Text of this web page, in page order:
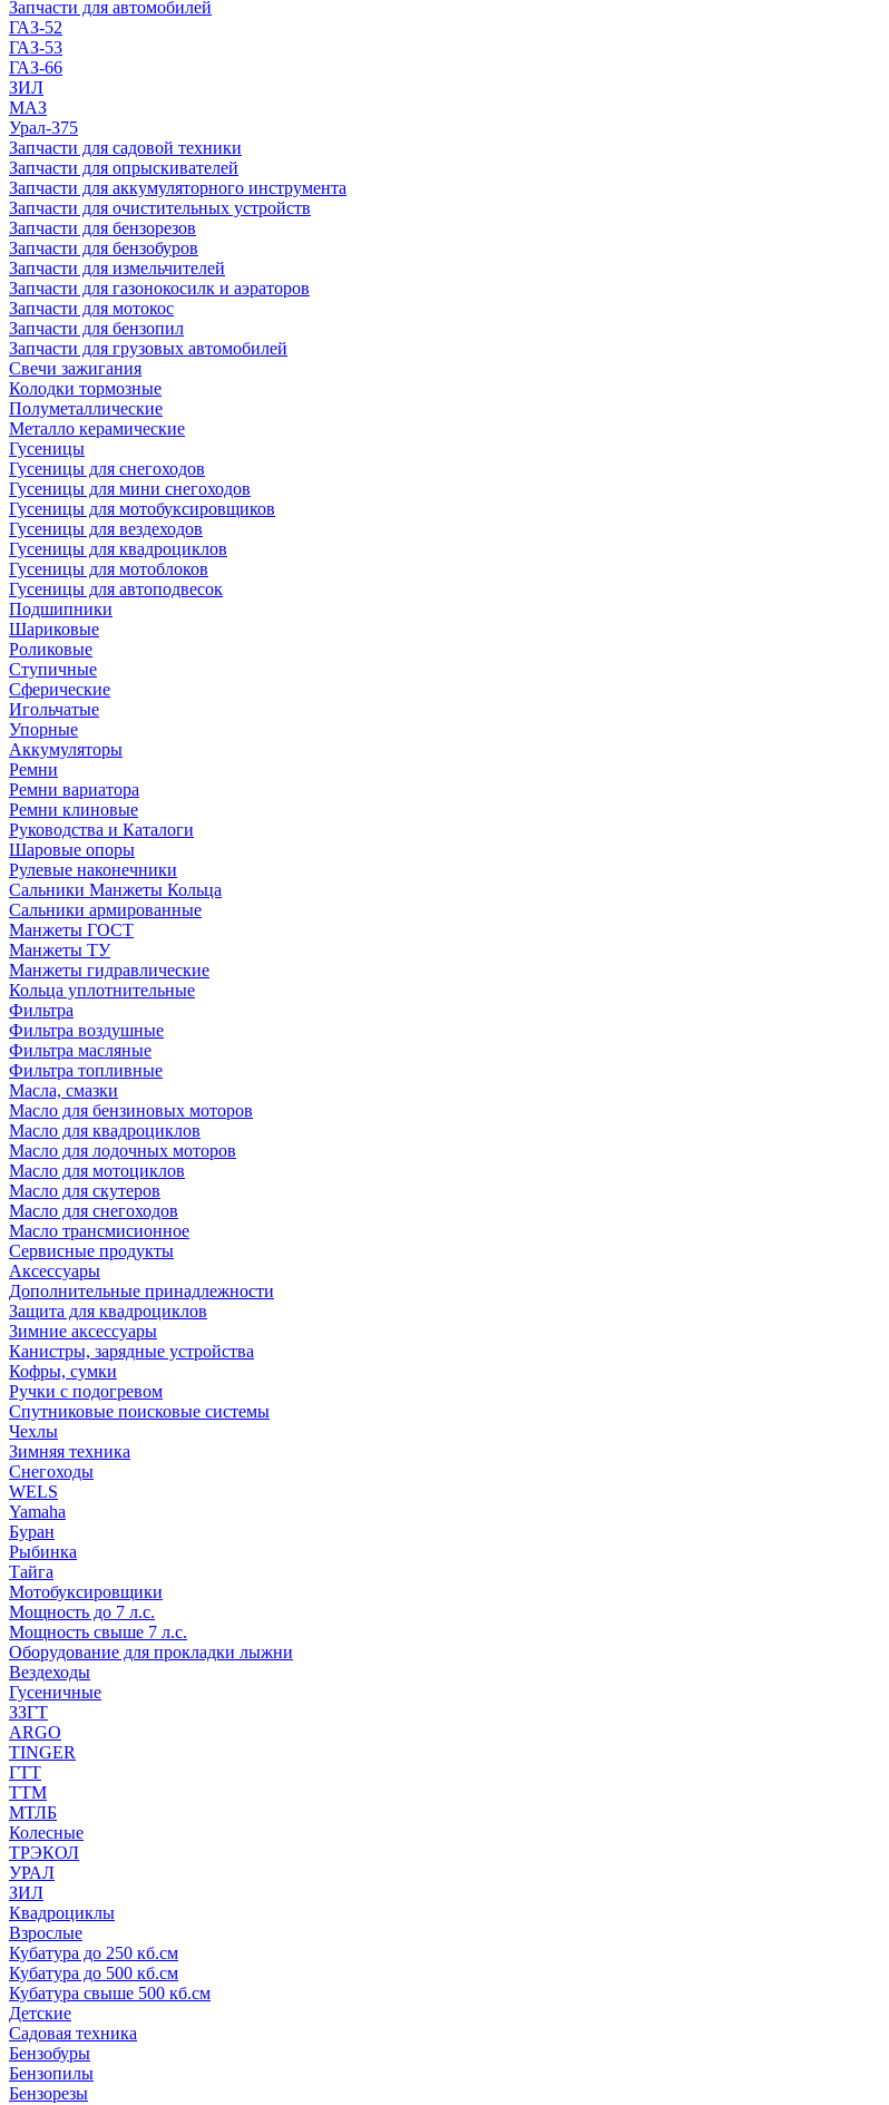
Запчасти для автомобилей
ГАЗ-52
ГАЗ-53
ГАЗ-66
ЗИЛ
МАЗ
Урал-375
Запчасти для садовой техники
Запчасти для опрыскивателей
Запчасти для аккумуляторного инструмента
Запчасти для очистительных устройств
Запчасти для бензорезов
Запчасти для бензобуров
Запчасти для измельчителей
Запчасти для газонокосилк и аэраторов
Запчасти для мотокос
Запчасти для бензопил
Запчасти для грузовых автомобилей
Свечи зажигания
Колодки тормозные
Полуметаллические
Металло керамические
Гусеницы
Гусеницы для снегоходов
Гусеницы для мини снегоходов
Гусеницы для мотобуксировщиков
Гусеницы для вездеходов
Гусеницы для квадроциклов
Гусеницы для мотоблоков
Гусеницы для автоподвесок
Подшипники
Шариковые
Роликовые
Ступичные
Сферические
Игольчатые
Упорные
Аккумуляторы
Ремни
Ремни вариатора
Ремни клиновые
Руководства и Каталоги
Шаровые опоры
Рулевые наконечники
Сальники Манжеты Кольца
Сальники армированные
Манжеты ГОСТ
Манжеты ТУ
Манжеты гидравлические
Кольца уплотнительные
Фильтра
Фильтра воздушные
Фильтра масляные
Фильтра топливные
Масла, смазки
Масло для бензиновых моторов
Масло для квадроциклов
Масло для лодочных моторов
Масло для мотоциклов
Масло для скутеров
Масло для снегоходов
Масло трансмисионное
Сервисные продукты
Аксессуары
Дополнительные принадлежности
Защита для квадроциклов
Зимние аксессуары
Канистры, зарядные устройства
Кофры, сумки
Ручки с подогревом
Спутниковые поисковые системы
Чехлы
Зимняя техника
Снегоходы
WELS
Yamaha
Буран
Рыбинка
Тайга
Мотобуксировщики
Мощность до 7 л.с.
Мощность свыше 7 л.с.
Оборудование для прокладки лыжни
Вездеходы
Гусеничные
ЗЗГТ
ARGO
TINGER
ГТТ
ТТМ
МТЛБ
Колесные
ТРЭКОЛ
УРАЛ
ЗИЛ
Квадроциклы
Взрослые
Кубатура до 250 кб.см
Кубатура до 500 кб.см
Кубатура свыше 500 кб.см
Детские
Садовая техника
Бензобуры
Бензопилы
Бензорезы